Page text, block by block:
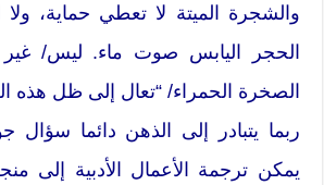
والشجرة الميتة لا تعطي حماية،
الحجر اليابس صوت ماء. ليس/
الصخرة الحمراء/ “تعال إلى ظل هذه
ربما يتبادر إلى الذهن دائما
يمكن ترجمة الأعمال الأدبية إلى